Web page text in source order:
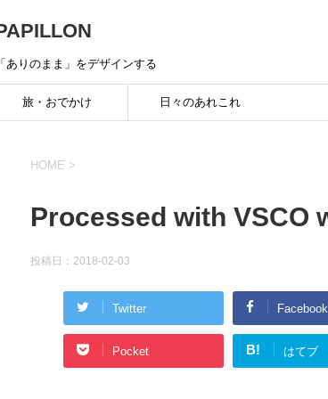
「ありのまま」をデザインする
旅・おでかけ 日々のあれこれ
HOME >
Processed with VSCO
投稿日： 2018-02-03
Twitter Facebook
Pocket B! はてブ